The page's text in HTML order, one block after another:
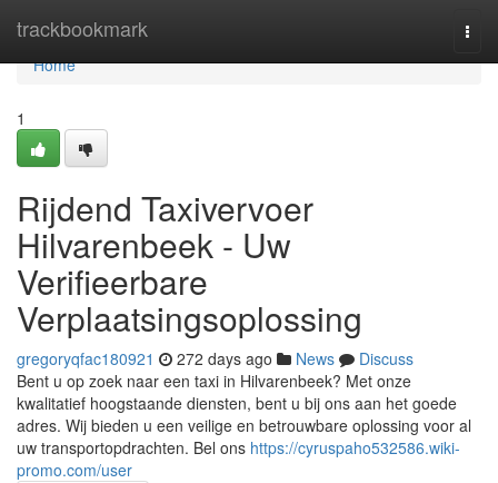
trackbookmark
Home
Home
1
Rijdend Taxivervoer
Hilvarenbeek - Uw
Verifieerbare
Verplaatsingsoplossing
gregoryqfac180921 272 days ago News
Discuss
Bent u op zoek naar een taxi in Hilvarenbeek? Met onze
kwalitatief hoogstaande diensten, bent u bij ons aan het goede
adres. Wij bieden u een veilige en betrouwbare oplossing voor al
uw transportopdrachten. Bel ons https://cyruspaho532586.wiki-
promo.com/user